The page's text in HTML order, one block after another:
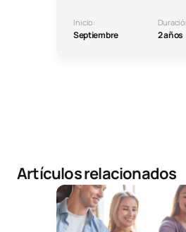
Inicio:
Septiembre 2 años
Artículos relacionados